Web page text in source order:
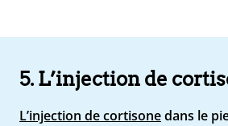
5. L’injection de
L’injection de cortisonedans le